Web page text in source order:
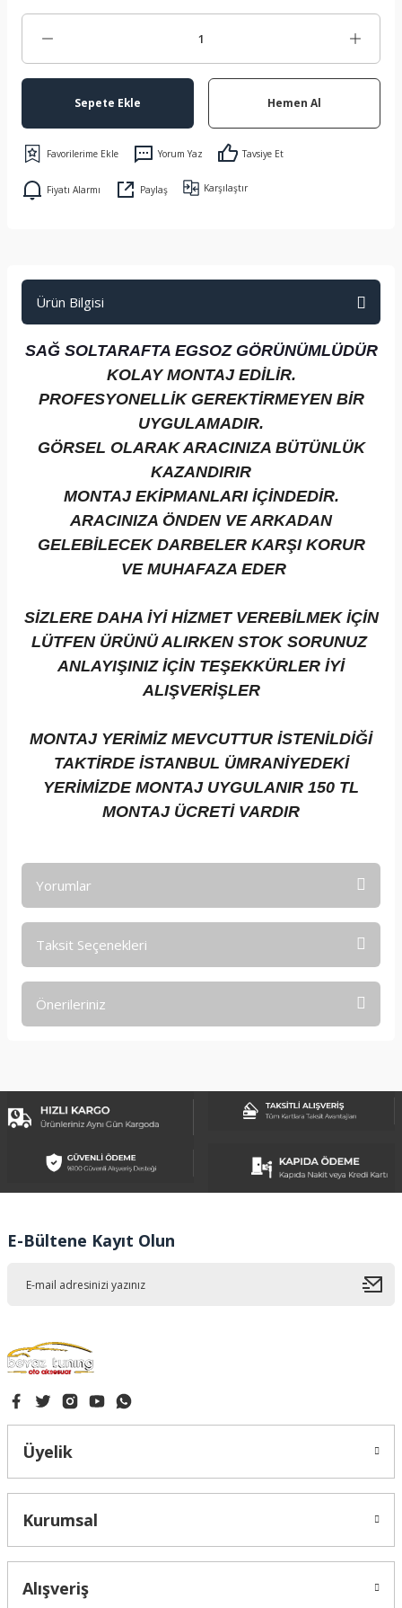
Sepete Ekle Hemen Al
Yorum Yaz Tavsiye Et
Fiyatı Alarmı Paylaş Karşılaştır
Ürün Bilgisi
SAĞ SOLTARAFTA EGSOZ GÖRÜNÜMLÜDÜR
KOLAY MONTAJ EDİLİR.
PROFESYONELLİK GEREKTİRMEYEN BİR
UYGULAMADIR.
GÖRSEL OLARAK ARACINIZA BÜTÜNLÜK
KAZANDIRIR
MONTAJ EKİPMANLARI İÇİNDEDİR.
ARACINIZA ÖNDEN VE ARKADAN
GELEBİLECEK DARBELER KARŞI KORUR
VE MUHAFAZA EDER
SİZLERE DAHA İYİ HİZMET VEREBİLMEK İÇİN
LÜTFEN ÜRÜNÜ ALIRKEN STOK SORUNUZ
ANLAYIŞINIZ İÇİN TEŞEKKÜRLER İYİ
ALIŞVERİŞLER
MONTAJ YERİMİZ MEVCUTTUR İSTENİLDİĞİ
TAKTİRDE İSTANBUL ÜMRANİYEDEKİ
YERİMİZDE MONTAJ UYGULANIR 150 TL
MONTAJ ÜCRETİ VARDIR
Yorumlar
Taksit Seçenekleri
Önerileriniz
Görüş ve önerileriniz için teşekkür ederiz.
Ürün açıklamasında eksik bilgiler bulunuyor.
Ürün bilgilerinde hatalar bulunuyor.
Bu ürüne benzer farklı alternatifler olmalı.
E-Bültene Kayıt Olun
Üyelik
Kurumsal
Alışveriş